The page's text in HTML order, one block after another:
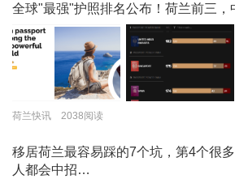
全球"最强"护照排名公布！荷兰前三，
荷兰快讯 2038阅读
移居荷兰最容易踩的7个坑，第4个很多
人都会中招…